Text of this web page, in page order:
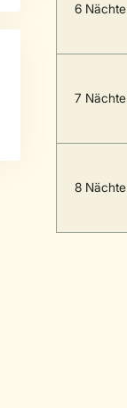
6 Nächte
7 Nächte
8 Nächte